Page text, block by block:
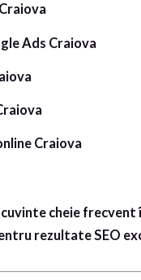
Ads Craiova
Craiova
cuvinte cheie
rezultate SEO